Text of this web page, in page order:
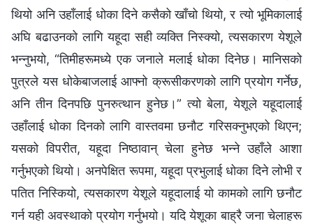
थियो अनि उहाँलाई धोका दिने कसैको खाँचो थियो, र त्यो भूमिकालाई
अघि बढाउनको लागि यहूदा सही व्यक्ति निस्क्यो, त्यसकारण येशूले
भन्‍नुभयो, “तिमीहरूमध्ये एक जनाले मलाई धोका दिनेछ। मानिसको
पुत्रले यस धोकेबाजलाई आफ्‍नो क्रूसीकरणको लागि प्रयोग गर्नेछ,
अनि तीन दिनपछि पुनरुत्थान हुनेछ।” त्यो बेला, येशूले यहूदालाई
उहाँलाई धोका दिनको लागि वास्तवमा छनौट गरिसक्‍नुभएको थिएन;
यसको विपरीत, यहूदा निष्ठावान् चेला हुनेछ भन्‍ने उहाँले आशा
गर्नुभएको थियो। अनपेक्षित रूपमा, यहूदा प्रभुलाई धोका दिने लोभी र
पतित निस्कियो, त्यसकारण येशूले यहूदालाई यो कामको लागि छनौट
गर्न यही अवस्थाको प्रयोग गर्नुभयो। यदि येशूका बाह्रै जना चेलाहरू